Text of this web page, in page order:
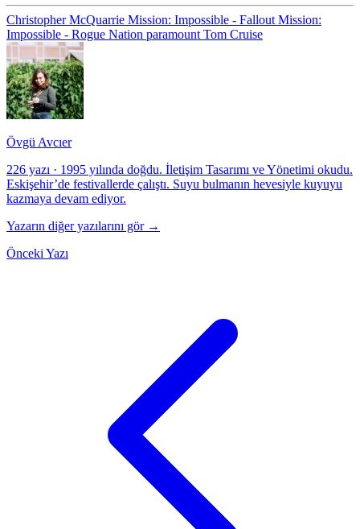
Christopher McQuarrie Mission: Impossible - Fallout Mission:
Impossible - Rogue Nation paramount Tom Cruise
Övgü Avcıer
226 yazı · 1995 yılında doğdu. İletişim Tasarımı ve Yönetimi okudu.
Eskişehir’de festivallerde çalıştı. Suyu bulmanın hevesiyle kuyuyu
kazmaya devam ediyor.
Yazarın diğer yazılarını gör →
Önceki Yazı